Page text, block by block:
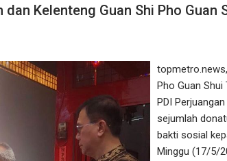
Kelenteng Guan Shi Pho Guan
Pho Guan
PDI
sejumlah
bakti sosial
Minggu (17/5/